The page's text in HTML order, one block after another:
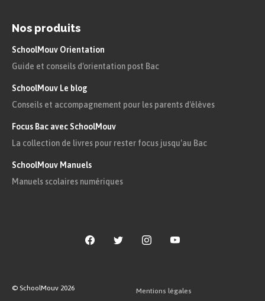
Quand on contacte un service d’urgence, on doit
être capable de :
indiquer précisémentoù on se trouve;
décrire la situation
être capable de :
si elle estconsciente
ou non, c’est-à-dire
en lui demandant de serrer la main ou de
Nos produits
SchoolMouv Orientation
Guide et conseils d'orientation post Bac
SchoolMouv Le blog
Conseils et accompagnement pour les parents d'élèves
Focus Bac avec SchoolMouv
La collection de livres pour rester focus jusqu'au Bac
SchoolMouv Manuels
Manuels scolaires numériques
© SchoolMouv 2026
Mentions légales